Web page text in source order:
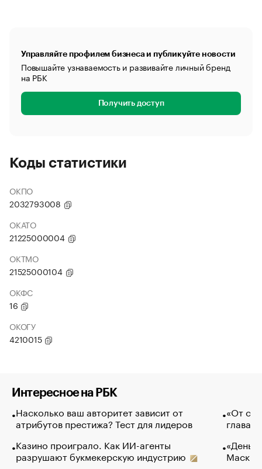
Управляйте профилем бизнеса и публикуйте новости
Повышайте узнаваемость и развивайте личный бренд
на РБК
Получить доступ
Коды статистики
ОКПО
2032793008
ОКАТО
21225000004
ОКТМО
21525000104
ОКФС
16
ОКОГУ
4210015
Интересное на РБК
Насколько ваш авторитет зависит от
атрибутов престижа? Тест для лидеров
Казино проиграло. Как ИИ-агенты
разрушают букмекерскую индустрию
«От
глава
Маск в